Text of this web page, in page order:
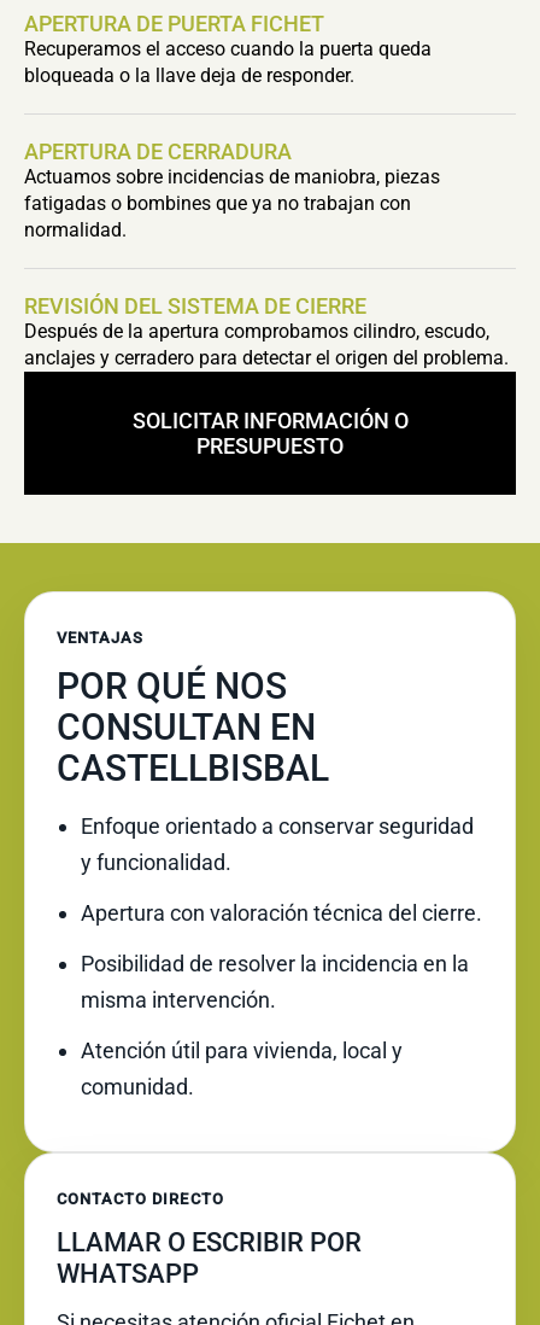
APERTURA DE PUERTA FICHET
Recuperamos el acceso cuando la puerta queda
bloqueada o la llave deja de responder.
APERTURA DE CERRADURA
Actuamos sobre incidencias de maniobra, piezas
fatigadas o bombines que ya no trabajan con
normalidad.
REVISIÓN DEL SISTEMA DE CIERRE
Después de la apertura comprobamos cilindro, escudo,
anclajes y cerradero para detectar el origen del problema.
SOLICITAR INFORMACIÓN O
PRESUPUESTO
VENTAJAS
POR QUÉ NOS
CONSULTAN EN
CASTELLBISBAL
Enfoque orientado a conservar seguridad
y funcionalidad.
Apertura con valoración técnica del cierre.
Posibilidad de resolver la incidencia en la
misma intervención.
Atención útil para vivienda, local y
comunidad.
CONTACTO DIRECTO
LLAMAR O ESCRIBIR POR
WHATSAPP